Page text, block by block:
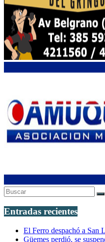
Entradas recientes
El Ferro despachó a San
Güemes perdió, se